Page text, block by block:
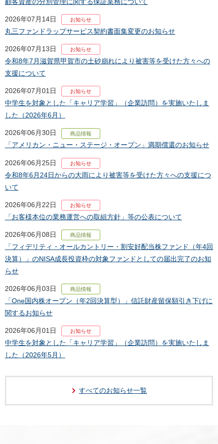
2026年07月14日 お知らせ
丸三ファンドラップサービス契約書面集変更のお知らせ
2026年07月13日 お知らせ
令和8年7月滋賀県甲賀市の土砂崩れにより被害等を受けた方々への
支援について
2026年07月01日 お知らせ
中学生を対象とした「キャリア学習」（企業訪問）を実施いたしま
した（2026年6月）
2026年06月30日 商品情報
「アメリカン・ニュー・ステージ・オープン」満期償還のお知らせ
2026年06月25日 お知らせ
令和8年6月24日からの大雨により被害等を受けた方々への支援につ
いて
2026年06月22日 お知らせ
「お客様本位の業務運営への取組方針」等の公表について
2026年06月08日 商品情報
「フィデリティ・オールカントリー・割安好配当株ファンド（年4回
決算）」のNISA成長投資枠の対象ファンドとしての届出完了のお知
らせ
2026年06月03日 商品情報
「One国内株オープン（年2回決算型）」信託財産留保額引き下げに
関するお知らせ
2026年06月01日 お知らせ
中学生を対象とした「キャリア学習」（企業訪問）を実施いたしま
した（2026年5月）
すべてのお知らせ一覧